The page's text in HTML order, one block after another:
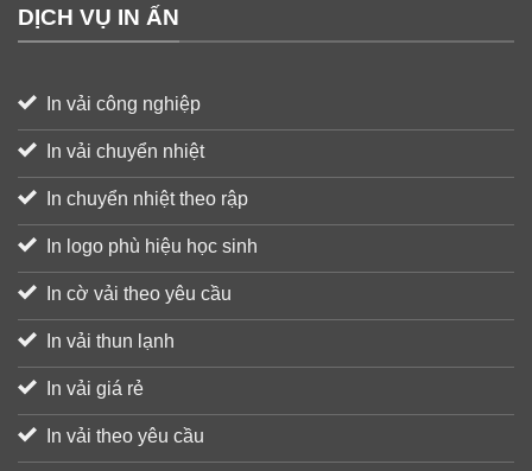
DỊCH VỤ IN ẤN
In vải công nghiệp
In vải chuyển nhiệt
In chuyển nhiệt theo rập
In logo phù hiệu học sinh
In cờ vải theo yêu cầu
In vải thun lạnh
In vải giá rẻ
In vải theo yêu cầu